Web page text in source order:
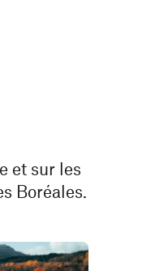
et sur les
Boréales.